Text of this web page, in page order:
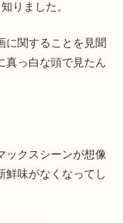
りました。
に関することを見聞
真っ白な頭で見たん
ックスシーンが想像
鮮味がなくなってし